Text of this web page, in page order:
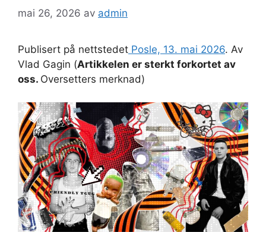
mai 26, 2026 av admin
Publisert på nettstedet Posle, 13. mai 2026. Av
Vlad Gagin (Artikkelen er sterkt forkortet av
oss. Oversetters merknad)